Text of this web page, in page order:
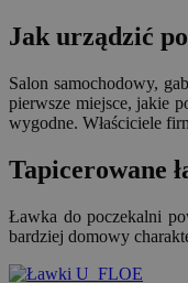
Jak urządzić
Salon samochodowy,
pierwsze miejsce, jakie
wygodne. Właściciele
Tapicerowane
Ławka do poczekalni
bardziej domowy